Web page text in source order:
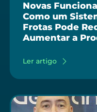
Novas
Como um
Frotas Pode
Aumentar a
Ler artigo